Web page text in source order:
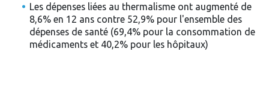
Les dépenses liées au thermalisme ont augmenté de
8,6% en 12 ans contre 52,9% pour l'ensemble des
dépenses de santé (69,4% pour la consommation de
médicaments et 40,2% pour les hôpitaux)